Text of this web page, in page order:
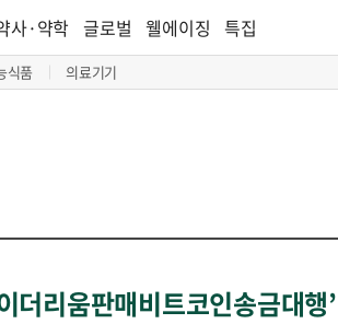
식품 의료기기
사·약학 글로벌 웰에이징 특집
리움판매비트코인송금대행’